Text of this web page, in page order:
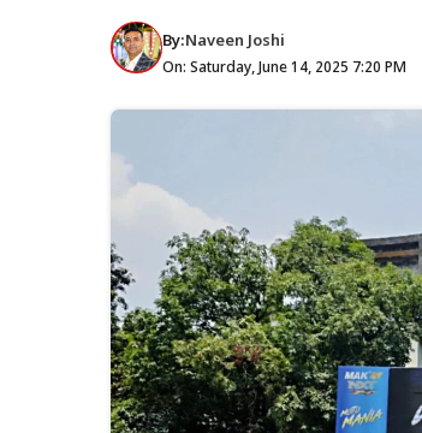
By:Naveen Joshi
On: Saturday, June 14, 2025 7:20 PM